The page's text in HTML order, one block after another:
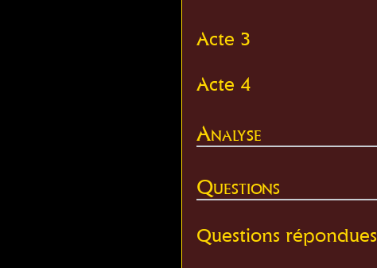
Acte 3
Acte 4
Analyse
Questions
Questions répondues